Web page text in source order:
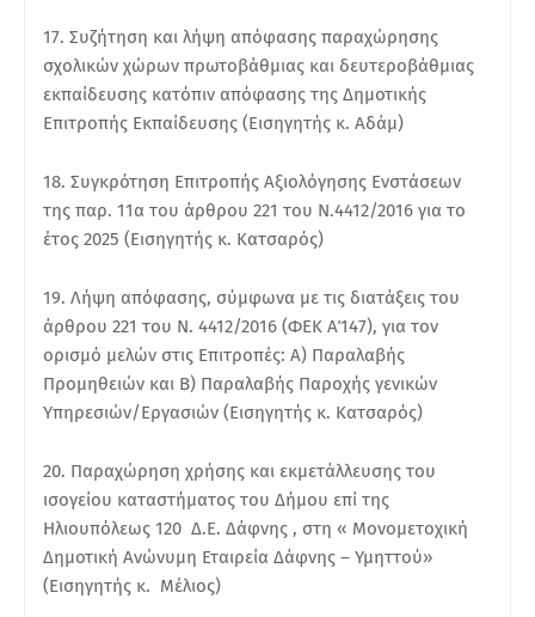
17. Συζήτηση και λήψη απόφασης παραχώρησης
σχολικών χώρων πρωτοβάθμιας και δευτεροβάθμιας
εκπαίδευσης κατόπιν απόφασης της Δημοτικής
Επιτροπής Εκπαίδευσης (Εισηγητής κ. Αδάμ)
18. Συγκρότηση Επιτροπής Αξιολόγησης Ενστάσεων
της παρ. 11α του άρθρου 221 του Ν.4412/2016 για το
έτος 2025 (Εισηγητής κ. Κατσαρός)
19. Λήψη απόφασης, σύμφωνα με τις διατάξεις του
άρθρου 221 του Ν. 4412/2016 (ΦΕΚ Α΄147), για τον
ορισμό μελών στις Επιτροπές: Α) Παραλαβής
Προμηθειών και Β) Παραλαβής Παροχής γενικών
Υπηρεσιών/Εργασιών (Εισηγητής κ. Κατσαρός)
20. Παραχώρηση χρήσης και εκμετάλλευσης του
ισογείου καταστήματος του Δήμου επί της
Ηλιουπόλεως 120 Δ.Ε. Δάφνης , στη « Μονομετοχική
Δημοτική Ανώνυμη Εταιρεία Δάφνης – Υμηττού»
(Εισηγητής κ. Μέλιος)